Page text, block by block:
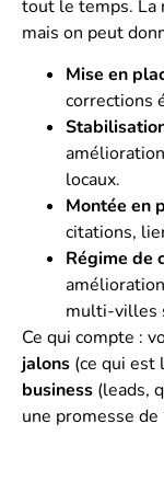
tout le temps. La
mais on peut
Mise en
corrections
locaux.
Montée en
citations,
Régime de
multi-villes
Ce qui compte :
jalons (ce qui est
business (leads,
une promesse de